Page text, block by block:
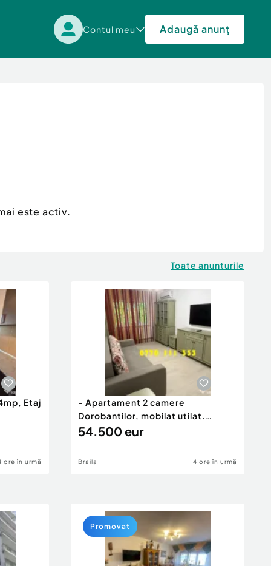
Contul meu Adaugă anunț
este activ.
Toate anunturile
Etaj
ore în urmă
- Apartament 2 camere
Dorobantilor, mobilat utilat.
Renovat
54.500 eur
Braila 4 ore în urmă
Promovat